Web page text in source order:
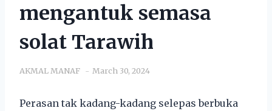
mengantuk semasa
solat Tarawih
AKMAL MANAF March 30, 2024
Perasan tak kadang-kadang selepas berbuka